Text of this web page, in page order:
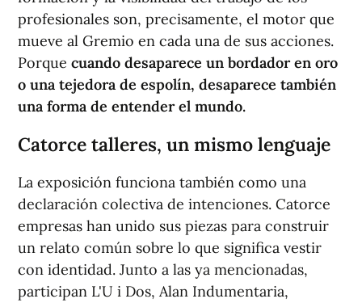
profesionales son, precisamente, el motor que
mueve al Gremio en cada una de sus acciones.
Porque cuando desaparece un bordador en oro
o una tejedora de espolín, desaparece también
una forma de entender el mundo.
Catorce talleres, un mismo lenguaje
La exposición funciona también como una
declaración colectiva de intenciones. Catorce
empresas han unido sus piezas para construir
un relato común sobre lo que significa vestir
con identidad. Junto a las ya mencionadas,
participan L'U i Dos, Alan Indumentaria,